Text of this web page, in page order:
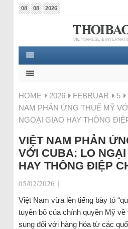
08 08 2026
HOME 2026 FEBRUAR 5
NAM PHẢN ỨNG THUẾ MỸ
NGOẠI GIAO HAY THÔNG
VIỆT NAM PHẢN
VỚI CUBA: LO
HAY THÔNG ĐIỆP
05/02/2026 |
Việt Nam vừa lên tiếng bày tỏ
tuyên bố của chính quyền Mỹ về
sung đối với hàng hóa từ các